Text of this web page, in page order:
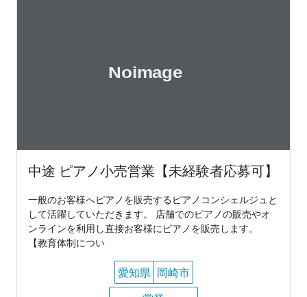
中途 ピアノ小売営業【未経験者応募可】
一般のお客様へピアノを販売するピアノコンシェルジュと
して活躍していただきます。 店舗でのピアノの販売やオ
ンラインを利用し直接お客様にピアノを販売します。
【教育体制につい
愛知県 岡崎市